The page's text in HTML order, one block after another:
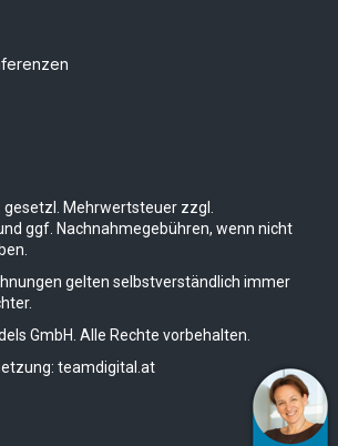
gesetzl. Mehrwertsteuer zzgl.
ggf. Nachnahmegebühren, wenn nicht
gelten selbstverständlich immer
GmbH. Alle Rechte vorbehalten.
teamdigital.at